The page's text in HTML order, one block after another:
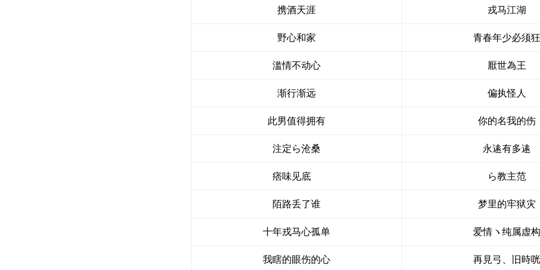
携酒天涯 戎马江湖
野心和家 青春年少必须狂
滥情不动心 厭世為王
渐行渐远 偏执怪人
此男值得拥有 你的名我的伤
注定ら沧桑 永逺有多逺
痞味见底ゝ ら教主范
陌路丢了谁 梦里的牢狱灾
十年戎马心孤单 爱情ヽ纯属虚构
我瞎的眼伤的心 再見弓、旧時咣